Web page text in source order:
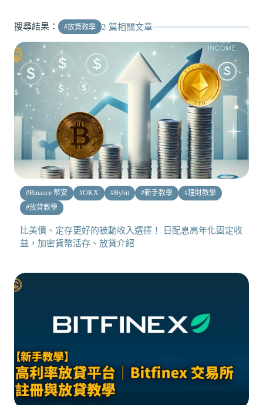
搜尋結果： #放貸教學 2 篇相關文章
#Binance 幣安 #OKX #Bybit #新手教學 #理財教學
#放貸教學
比美債、定存更好的被動收入選擇！ 日配息高年化固定收
益，加密貨幣活存、放貸介紹